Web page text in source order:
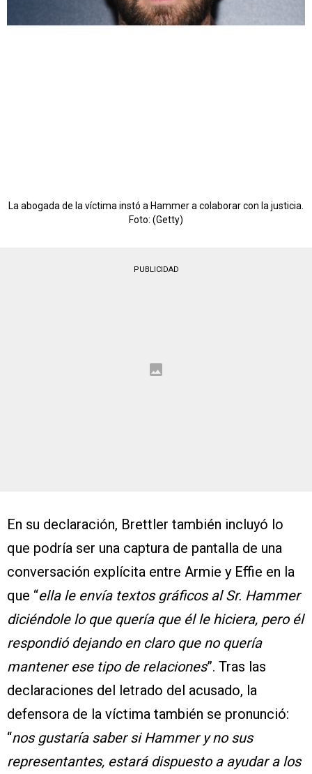
La abogada de la víctima instó a Hammer a colaborar con la justicia.
Foto: (Getty)
PUBLICIDAD
En su declaración, Brettler también incluyó lo
que podría ser una captura de pantalla de una
conversación explícita entre Armie y Effie en la
que “ella le envía textos gráficos al Sr. Hammer
diciéndole lo que quería que él le hiciera, pero él
respondió dejando en claro que no quería
mantener ese tipo de relaciones”. Tras las
declaraciones del letrado del acusado, la
defensora de la víctima también se pronunció:
“nos gustaría saber si Hammer y no sus
representantes, estará dispuesto a ayudar a los